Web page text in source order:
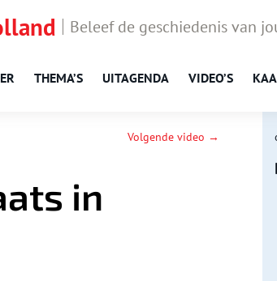
Beleef de geschiedenis van
THEMA’S UITAGENDA VIDEO’S
Volgende video →
in